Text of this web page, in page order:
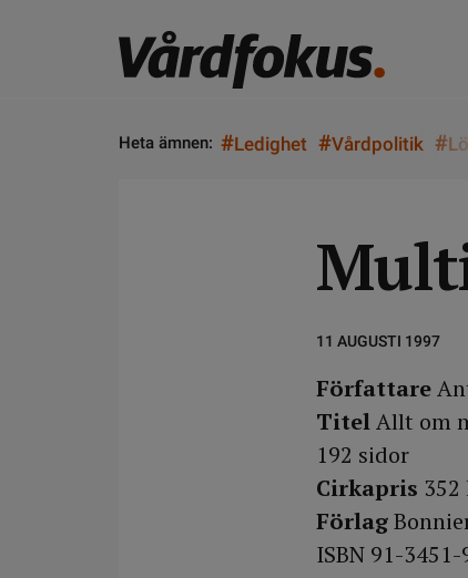
Heta ämnen: #Ledighet #Vårdpolitik #
11 AUGUSTI 1997
Författare
TitelAllt om
192 sidor
Cirkapris
Förlag
ISBN 91-